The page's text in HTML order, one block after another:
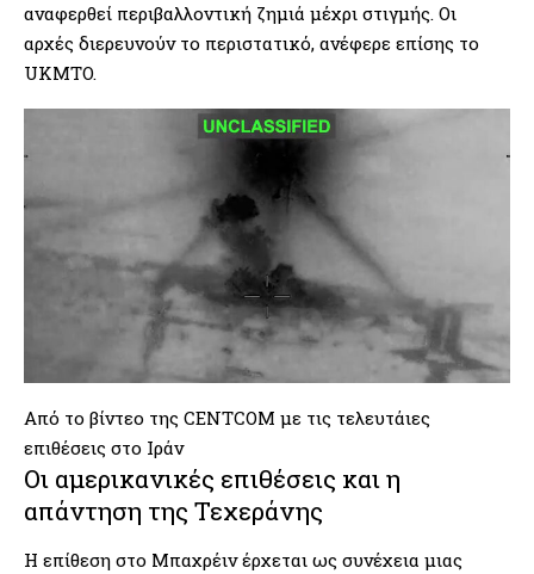
αναφερθεί περιβαλλοντική ζημιά μέχρι στιγμής. Οι
αρχές διερευνούν το περιστατικό, ανέφερε επίσης το
UKMTO.
Από το βίντεο της CENTCOM με τις τελευτάιες
επιθέσεις στο Ιράν
Οι αμερικανικές επιθέσεις και η
απάντηση της Τεχεράνης
Η επίθεση στο Μπαχρέιν έρχεται ως συνέχεια μιας